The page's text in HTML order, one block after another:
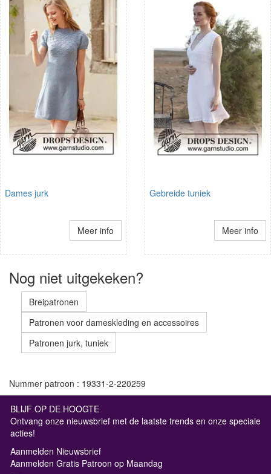
Dames jurk
Meer info
Gebreide tuniek
Meer info
Nog niet uitgekeken?
Breipatronen
Patronen voor dameskleding en accessoires
Patronen jurk, tuniek
Nummer patroon : 19331-2-220259
BLIJF OP DE HOOGTE
Ontvang onze nieuwsbrief met de laatste trends en onze speciale
acties!
Aanmelden Nieuwsbrief
Aanmelden Gratis Patroon op Maandag